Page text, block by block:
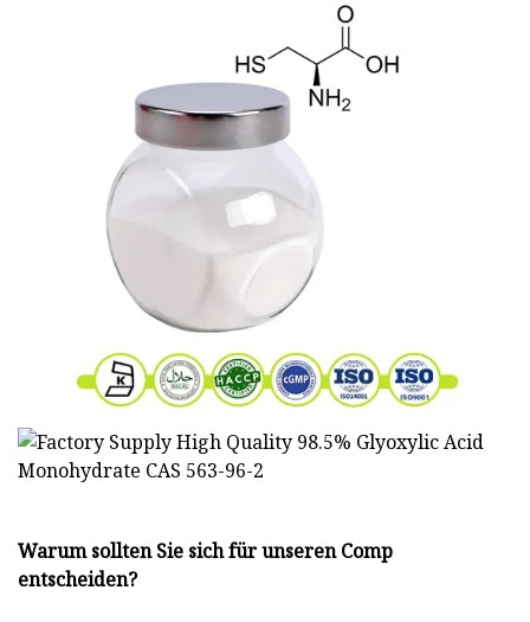
Warum sollten Sie sich für unseren Comp
entscheiden?